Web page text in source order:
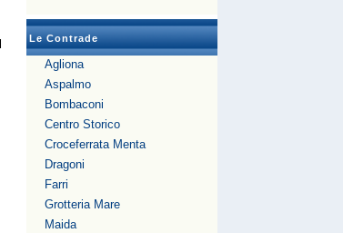
Le Contrade
Agliona
Aspalmo
Bombaconi
Centro Storico
Croceferrata Menta
Dragoni
Farri
Grotteria Mare
Maida